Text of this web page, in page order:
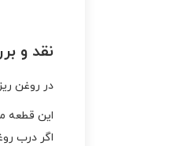
نقد و
در روغن
این قطعه
اگر درب